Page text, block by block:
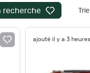
recherche
ajouté il y a 3 heures